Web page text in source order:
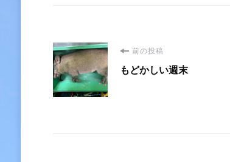
投
稿
前の投稿
もどかしい週末